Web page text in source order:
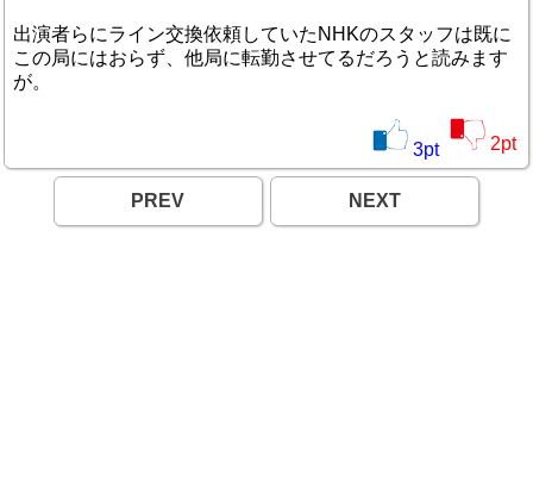
出演者らにライン交換依頼していたNHKのスタッフは既に
この局にはおらず、他局に転勤させてるだろうと読みます
が。
3pt 2pt
PREV NEXT